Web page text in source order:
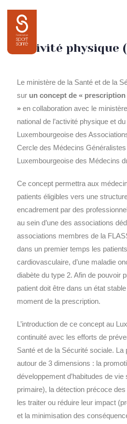
Projet pilote de «
d’activité physique
Le ministère de la Santé et de la
sur un concept de «
» en collaboration avec le
national de l’activité physique et
Luxembourgeoise des
Cercle des Médecins
Luxembourgeoise des Médecins
Ce concept permettra aux
patients éligibles vers une
encadrement par des
au sein d’une des associations
associations membres de la
dans un premier temps les
cardiovasculaire, d’une maladie
diabète du type 2. Afin de pouvoir
patient doit être dans un état
moment de la prescription.
L’introduction de ce concept au
continuité avec les efforts de
Santé et de la Sécurité sociale. La
autour de 3 dimensions : la
développement d’habitudes de
primaire), la détection précoce
les traiter ou réduire leur impact
et la minimisation des